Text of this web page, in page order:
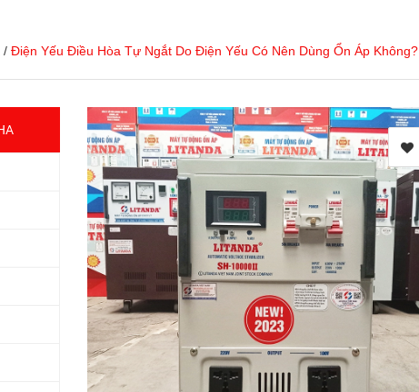
/ Điện Yếu Điều Hòa Tự Ngắt Do Điện Yếu Có Nên Dùng Ổn Áp Không?